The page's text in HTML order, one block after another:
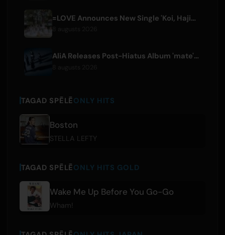
=LOVE Announces New Single 'Koi, Hajimemashita.' and Tokyo Dome Concerts
AliA Releases Post-Hiatus Album 'mate', Announces Tokyo Live
TAGAD SPĒLĒONLY HITS
Boston
STELLA LEFTY
TAGAD SPĒLĒONLY HITS GOLD
Wake Me Up Before You Go-Go
Wham!